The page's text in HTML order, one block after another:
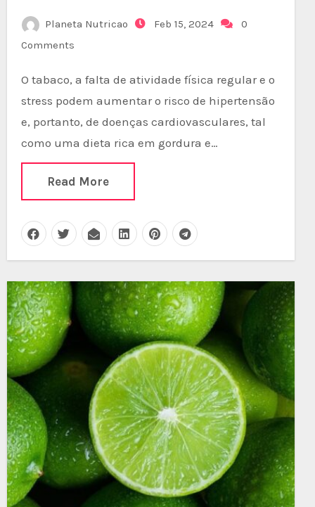
Planeta Nutricao Feb 15, 2024
0
Comments
O tabaco, a falta de atividade física regular e o
stress podem aumentar o risco de hipertensão
e, portanto, de doenças cardiovasculares, tal
como uma dieta rica em gordura e…
Read More